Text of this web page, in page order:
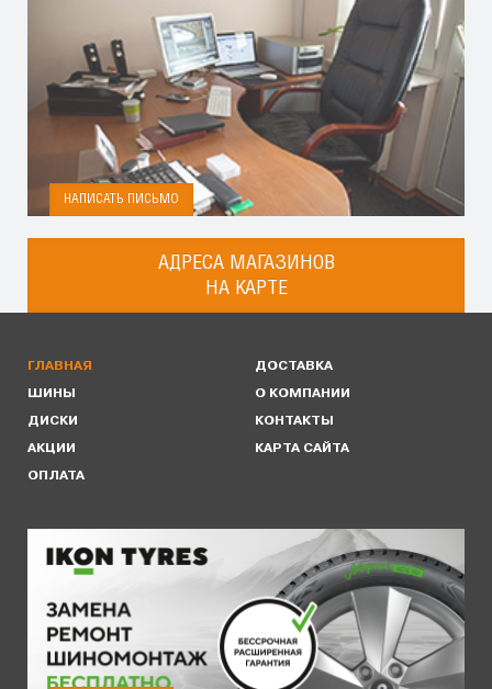
НАПИСАТЬ ПИСЬМО
АДРЕСА МАГАЗИНОВ
НА КАРТЕ
ГЛАВНАЯ
ШИНЫ
ДИСКИ
АКЦИИ
ОПЛАТА
ДОСТАВКА
О КОМПАНИИ
КОНТАКТЫ
КАРТА САЙТА